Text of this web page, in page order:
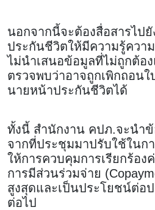
นอกจากนี้จะต้องสื่อสารไป
ประกันชีวิตให้มีความรู้ควา
ไม่นำเสนอข้อมูลที่ไม่ถูกต้อ
ตรวจพบว่าอาจถูกเพิกถอน
นายหน้าประกันชีวิตได้
ทั้งนี้ สำนักงาน คปภ.จะนำ
จากที่ประชุมมาปรับใช้ในก
ให้การควบคุมการเรียกร้อง
การมีส่วนร่วมจ่าย
สูงสุดและเป็นประโยชน์ต่อ
ต่อไป